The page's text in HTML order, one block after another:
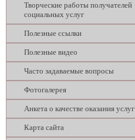
Творческие работы получателей
социальных услуг
Полезные ссылки
Полезные видео
Часто задаваемые вопросы
Фотогалерея
Анкета о качестве оказания услуг
Карта сайта